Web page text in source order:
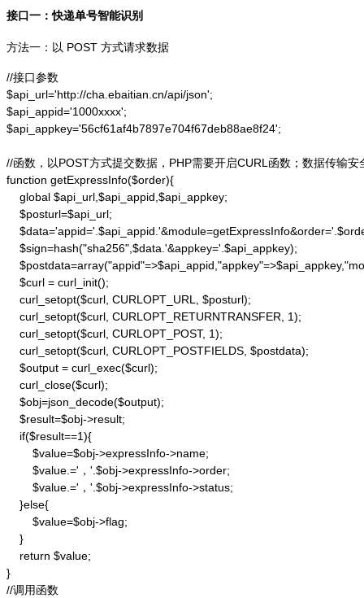
接口一：快递单号智能识别
方法一：以 POST 方式请求数据
//接口参数
$api_url='http://cha.ebaitian.cn/api/json';
$api_appid='1000xxxx';
$api_appkey='56cf61af4b7897e704f67deb88ae8f24';
//函数，以POST方式提交数据，PHP需要开启CURL函数；数据传输安
function getExpressInfo($order){
    global $api_url,$api_appid,$api_appkey;
    $posturl=$api_url;
    $sign=hash("sha256",$data.'&appkey='.$api_appkey);
    $curl = curl_init();
    curl_setopt($curl, CURLOPT_URL, $posturl);
    curl_setopt($curl, CURLOPT_RETURNTRANSFER, 1);
    curl_setopt($curl, CURLOPT_POST, 1);
    curl_setopt($curl, CURLOPT_POSTFIELDS, $postdata);
    $output = curl_exec($curl);
    curl_close($curl);
    $obj=json_decode($output);
    $result=$obj->result;
    if($result==1){
        $value=$obj->expressInfo->name;
        $value.='，'.$obj->expressInfo->order;
        $value.='，'.$obj->expressInfo->status;
    }else{
        $value=$obj->flag;
    }
    return $value;
}
//调用函数